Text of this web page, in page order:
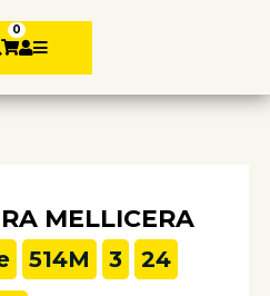
0
MELLICERA
514M 3 24